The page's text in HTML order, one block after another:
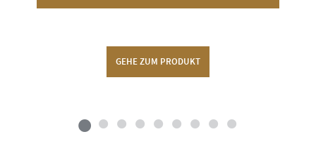
GEHE ZUM PRODUKT